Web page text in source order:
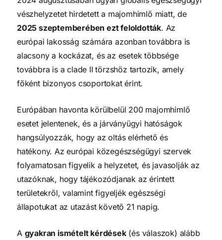
vészhelyzetet hirdetett a majomhimlő miatt, de
2025 szeptemberében ezt feloldották. Az
európai lakosság számára azonban továbbra is
alacsony a kockázat, és az esetek többsége
továbbra is a clade II törzshöz tartozik, amely
főként bizonyos csoportokat érint.
Európában havonta körülbelül 200 majomhimlő
esetet jelentenek, és a járványügyi hatóságok
hangsúlyozzák, hogy az oltás elérhető és
hatékony. Az európai közegészségügyi szervek
folyamatosan figyelik a helyzetet, és javasolják az
utazóknak, hogy tájékozódjanak az érintett
területekről, valamint figyeljék egészségi
állapotukat az utazást követő 21 napig.
A gyakran ismételt kérdések(és válaszok) alább